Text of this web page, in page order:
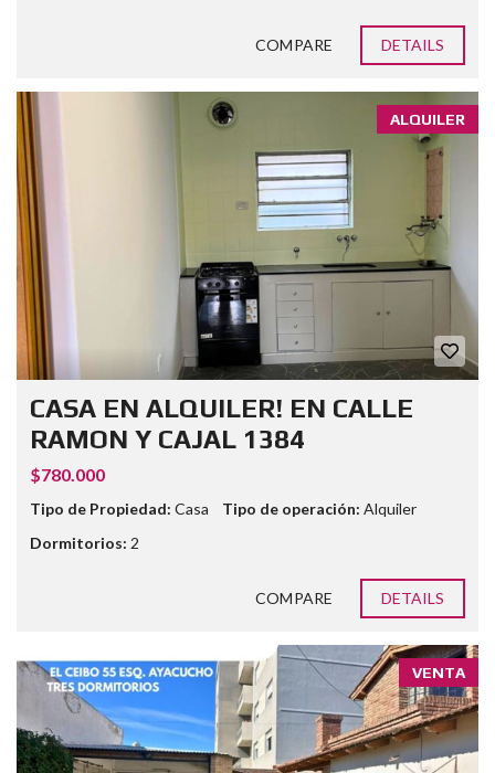
COMPARE DETAILS
ALQUILER
CASA EN ALQUILER! EN CALLE
RAMON Y CAJAL 1384
$780.000
Tipo de Propiedad: Casa Tipo de operación: Alquiler
Dormitorios: 2
COMPARE DETAILS
VENTA